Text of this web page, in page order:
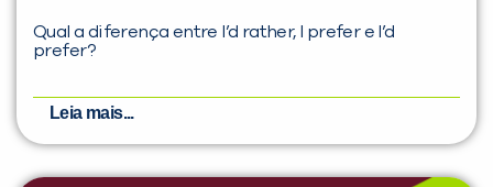
Qual a diferença entre I’d rather, I prefer e I’d
prefer?
Leia mais...